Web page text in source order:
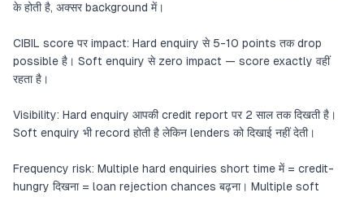
के होती है, अक्सर background में।
CIBIL score पर impact: Hard enquiry से 5-10 points तक drop
possible है। Soft enquiry से zero impact — score exactly वहीं
रहता है।
Visibility: Hard enquiry आपकी credit report पर 2 साल तक दिखती है।
Soft enquiry भी record होती है लेकिन lenders को दिखाई नहीं देती।
Frequency risk: Multiple hard enquiries short time में = credit-
hungry दिखना = loan rejection chances बढ़ना। Multiple soft